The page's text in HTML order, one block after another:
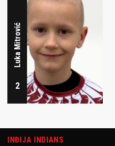
2
Luka Mitrović
INĐIJA INDIANS